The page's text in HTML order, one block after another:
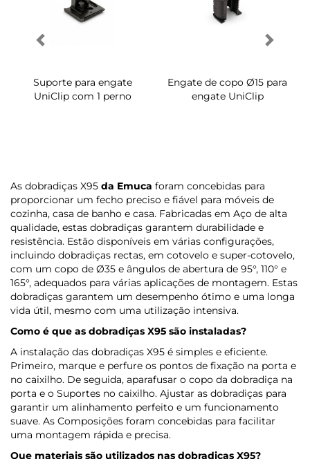
Suporte para engate
UniClip com 1 perno
Engate de copo Ø15 para
engate UniClip
As dobradiças X95 da Emuca foram concebidas para
proporcionar um fecho preciso e fiável para móveis de
cozinha, casa de banho e casa. Fabricadas em Aço de alta
qualidade, estas dobradiças garantem durabilidade e
resistência. Estão disponíveis em várias configurações,
incluindo dobradiças rectas, em cotovelo e super-cotovelo,
com um copo de Ø35 e ângulos de abertura de 95°, 110° e
165°, adequados para várias aplicações de montagem. Estas
dobradiças garantem um desempenho ótimo e uma longa
vida útil, mesmo com uma utilização intensiva.
Como é que as dobradiças X95 são instaladas?
A instalação das dobradiças X95 é simples e eficiente.
Primeiro, marque e perfure os pontos de fixação na porta e
no caixilho. De seguida, aparafusar o copo da dobradiça na
porta e o Suportes no caixilho. Ajustar as dobradiças para
garantir um alinhamento perfeito e um funcionamento
suave. As Composições foram concebidas para facilitar
uma montagem rápida e precisa.
Que materiais são utilizados nas dobradiças X95?